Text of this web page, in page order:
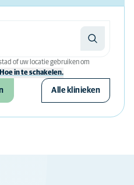
of uw locatie gebruiken om
Hoe in te schakelen.
Alle klinieken